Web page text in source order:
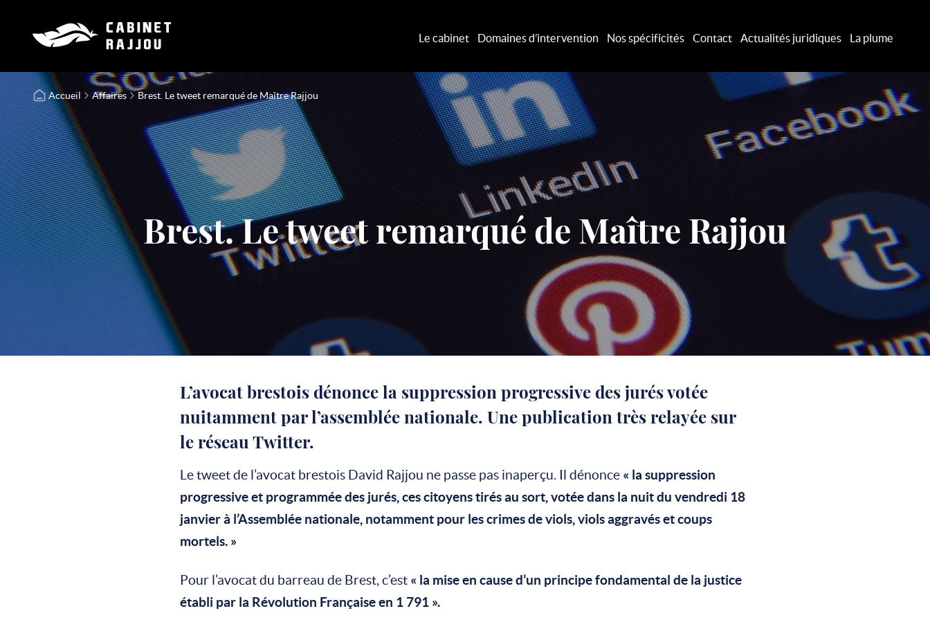
Le cabinet Domaines d’intervention Nos spécificités Contact Actualités juridiques La plume
Accueil Affaires Brest. Le tweet remarqué de Maître Rajjou
Brest. Le tweet remarqué de Maître Rajjou
L’avocat brestois dénonce la suppression progressive des jurés votée
nuitamment par l’assemblée nationale. Une publication très relayée sur
le réseau Twitter.
Le tweet de l’avocat brestois David Rajjou ne passe pas inaperçu. Il dénonce « la suppression
progressive et programmée des jurés, ces citoyens tirés au sort, votée dans la nuit du vendredi 18
janvier à l’Assemblée nationale, notamment pour les crimes de viols, viols aggravés et coups
mortels. »
Pour l’avocat du barreau de Brest, c’est « la mise en cause d’un principe fondamental de la justice
établi par la Révolution Française en 1 791 ».